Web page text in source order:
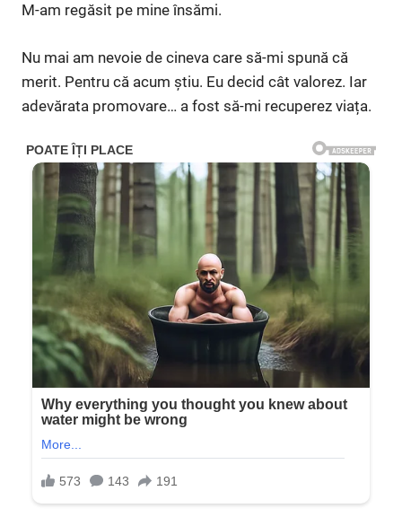
M-am regăsit pe mine însămi.
Nu mai am nevoie de cineva care să-mi spună că
merit. Pentru că acum știu. Eu decid cât valorez. Iar
adevărata promovare… a fost să-mi recuperez viața.